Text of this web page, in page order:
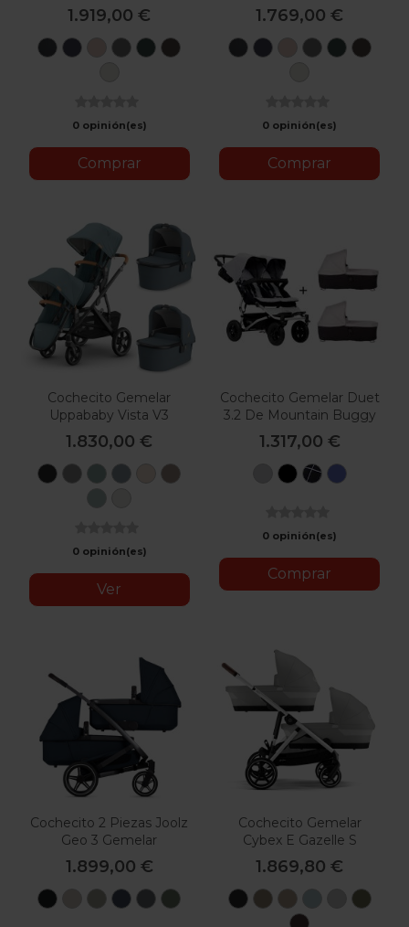
1.919,00 €
NegroAzulTaupé
GrisFern Cocoa
0 opinión(es)
Comprar
1.769,00 €
NegroAzulTaupé
GrisFern
0 opinión(es)
Comprar
Cochecito Gemelar
Uppababy Vista V3
1.830,00 €
JakeGreyson
GwenDilanLiam
0 opinión(es)
Ver
Cochecito Gemelar Duet
3.2 De Mountain Buggy
Con 2 Capazos
1.317,00 €
Silver
BlackGridAzul
0 opinión(es)
Comprar
Cochecito 2 Piezas Joolz
Geo 3 Gemelar
1.899,00 €
Brilliant
Timeless
SageNavyPure Forest
Cochecito Gemelar
Cybex E Gazelle S
1.869,80 €
MoonSeashell
Beige
Almond
Beige
Stormy
Blue
Stone